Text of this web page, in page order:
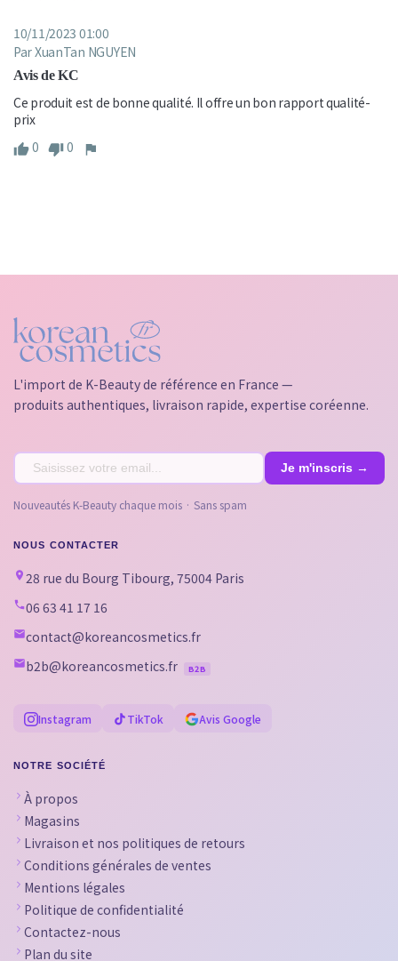
10/11/2023 01:00
Par XuanTan NGUYEN
Avis de KC
Ce produit est de bonne qualité. Il offre un bon rapport qualité-
prix
0
0
L'import de K-Beauty de référence en France —
produits authentiques, livraison rapide, expertise coréenne.
Nouveautés K-Beauty chaque mois · Sans spam
NOUS CONTACTER
28 rue du Bourg Tibourg, 75004 Paris
06 63 41 17 16
contact@koreancosmetics.fr
b2b@koreancosmetics.fr
B2B
Instagram TikTok Avis Google
NOTRE SOCIÉTÉ
À propos
Magasins
Livraison et nos politiques de retours
Conditions générales de ventes
Mentions légales
Politique de confidentialité
Contactez-nous
Plan du site